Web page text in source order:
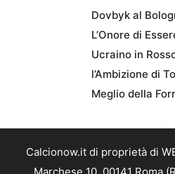
Dovbyk al
L’Onore di
Ucraino in
l’Ambizione di
Meglio della
Calcionow.it di proprietà di